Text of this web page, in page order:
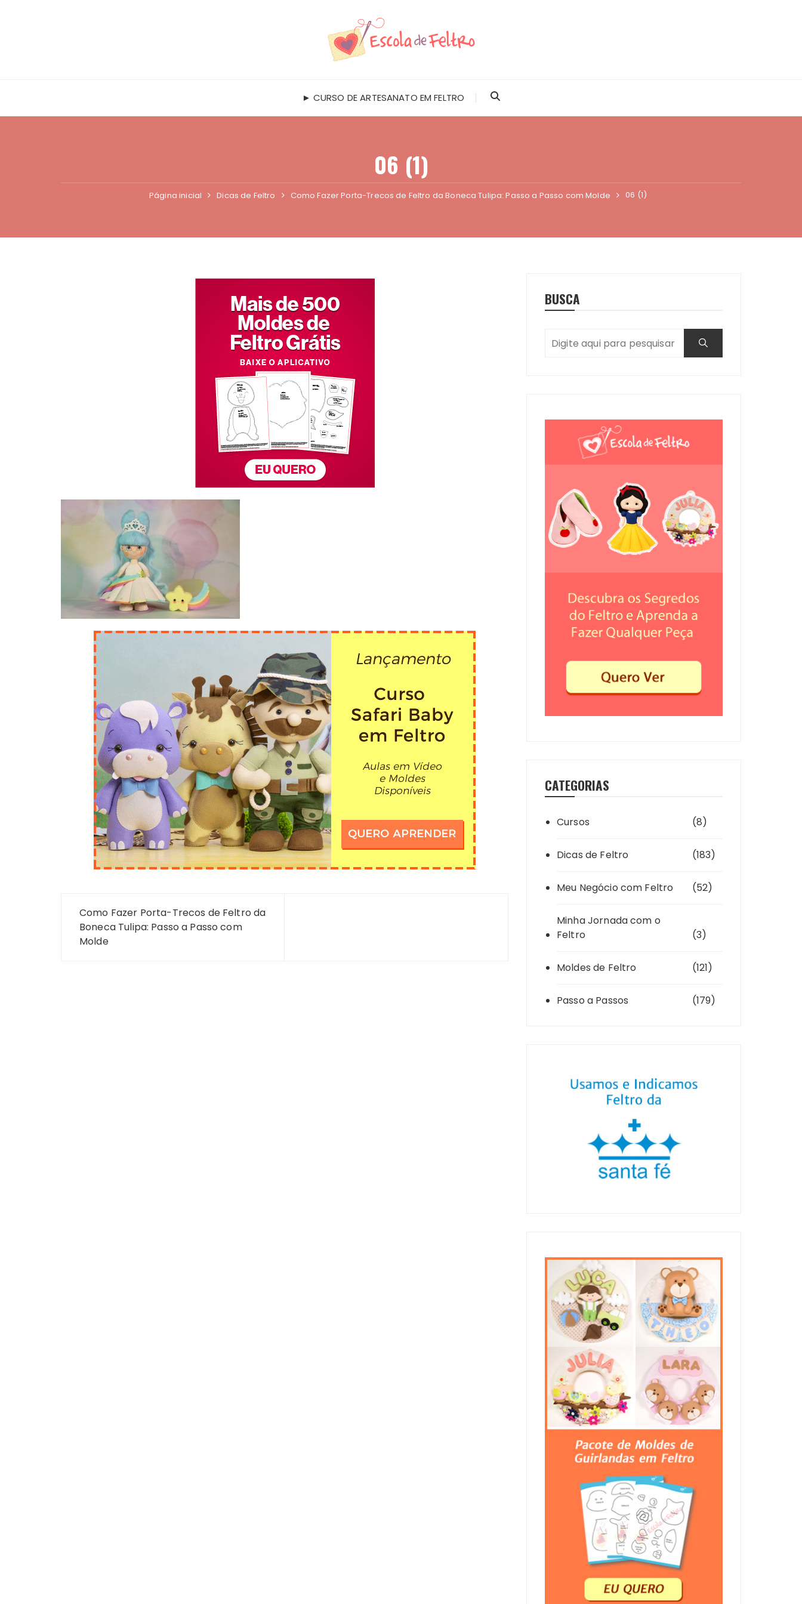
► CURSO DE ARTESANATO EM FELTRO
06 (1)
Página inicial Dicas de Feltro Como Fazer Porta-Trecos de Feltro da Boneca Tulipa: Passo a Passo com Molde 06 (1)
Navegação
de
Post
Como Fazer Porta-Trecos de Feltro da
Boneca Tulipa: Passo a Passo com
Molde
BUSCA
CATEGORIAS
Cursos (8)
Dicas de Feltro (183)
Meu Negócio com Feltro (52)
Minha Jornada com o
Feltro
(3)
Moldes de Feltro (121)
Passo a Passos (179)